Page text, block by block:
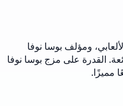
ومؤلف بوسا نوفا
القدرة على مزج بوسا نوفا
مميزًا.